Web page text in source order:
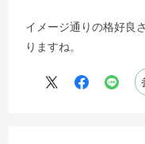
イメージ通りの格好良
りますね。